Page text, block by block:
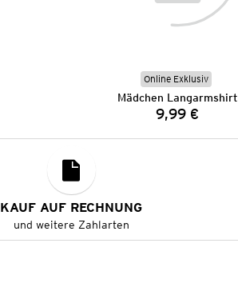
Online Exklusiv
Mädchen Langarmshirt
Preis:
9,99 €
KAUF AUF RECHNUNG
und weitere Zahlarten